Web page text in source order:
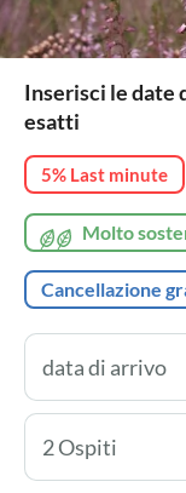
Inserisci le date
esatti
5% Last minute
Molto
Cancellazione
2 Ospiti